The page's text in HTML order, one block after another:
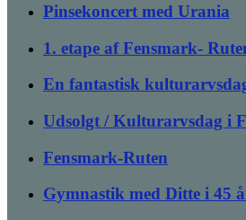
Pinsekoncert med Urania
1. etape af Fensmark-
En fantastisk
Udsolgt / Kulturarvsdag i
Fensmark-Ruten
Gymnastik med Ditte i 45